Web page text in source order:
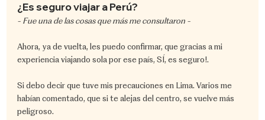
¿Es seguro viajar a Perú?
- Fue una de las cosas que más me consultaron -
Ahora, ya de vuelta, les puedo confirmar, que gracias a mi
experiencia viajando sola por ese país, SÍ, es seguro!.
Si debo decir que tuve mis precauciones en Lima. Varios me
habían comentado, que si te alejas del centro, se vuelve más
peligroso.